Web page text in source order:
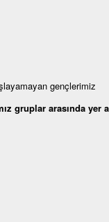
gençlerimiz
gruplar arasında yer